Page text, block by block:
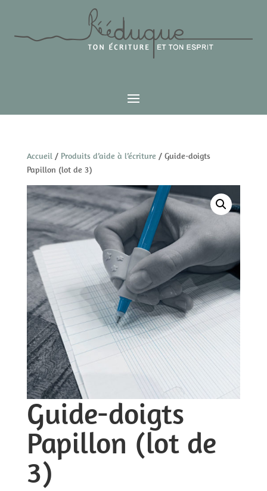
Accueil/ Produits d’aide à l’écriture / Guide-doigts
Papillon (lot de 3)
Guide-doigts
Papillon (lot de
3)